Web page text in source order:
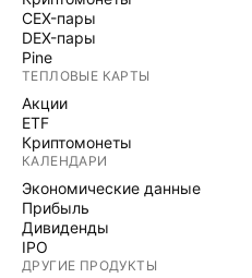
CEX-пары
DEX-пары
Pine
ТЕПЛОВЫЕ КАРТЫ
Акции
ETF
Криптомонеты
КАЛЕНДАРИ
Экономические данные
Прибыль
Дивиденды
IPO
ДРУГИЕ ПРОДУКТЫ